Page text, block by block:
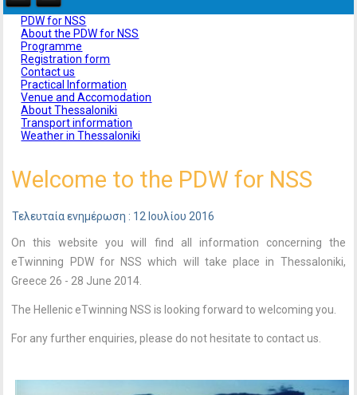
PDW for NSS
About the PDW for NSS
Programme
Registration form
Contact us
Practical Information
Venue and Accomodation
About Thessaloniki
Transport information
Weather in Thessaloniki
Welcome to the PDW for NSS
Τελευταία ενημέρωση : 12 Ιουλίου 2016
On this website you will find all information concerning the
eTwinning PDW for NSS which will take place in Thessaloniki,
Greece 26 - 28 June 2014.
The Hellenic eTwinning NSS is looking forward to welcoming you.
For any further enquiries, please do not hesitate to contact us.